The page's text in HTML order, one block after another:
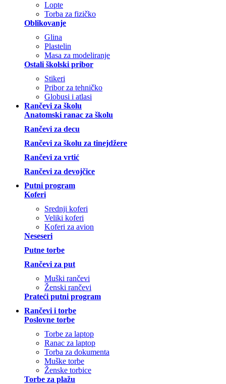
Lopte
Torba za fizičko
Oblikovanje
Glina
Plastelin
Masa za modeliranje
Ostali školski pribor
Stikeri
Pribor za tehničko
Globusi i atlasi
Rančevi za školu
Anatomski ranac za školu
Rančevi za decu
Rančevi za školu za tinejdžere
Rančevi za vrtić
Rančevi za devojčice
Putni program
Koferi
Srednji koferi
Veliki koferi
Koferi za avion
Neseseri
Putne torbe
Rančevi za put
Muški rančevi
Ženski rančevi
Prateći putni program
Rančevi i torbe
Poslovne torbe
Torbe za laptop
Ranac za laptop
Torba za dokumenta
Muške torbe
Ženske torbice
Torbe za plažu